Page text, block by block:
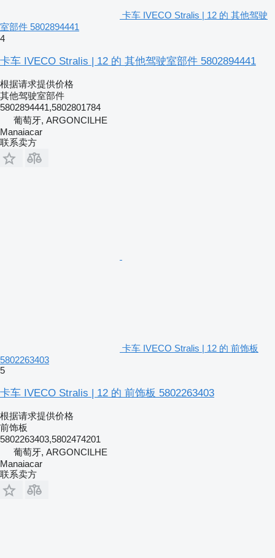
卡车 IVECO Stralis | 12 的 其他驾驶
室部件 5802894441
4
卡车 IVECO Stralis | 12 的 其他驾驶室部件 5802894441
根据请求提供价格
其他驾驶室部件
5802894441,5802801784
葡萄牙, ARGONCILHE
Manaiacar
联系卖方
卡车 IVECO Stralis | 12 的 前饰板
5802263403
5
卡车 IVECO Stralis | 12 的 前饰板 5802263403
根据请求提供价格
前饰板
5802263403,5802474201
葡萄牙, ARGONCILHE
Manaiacar
联系卖方